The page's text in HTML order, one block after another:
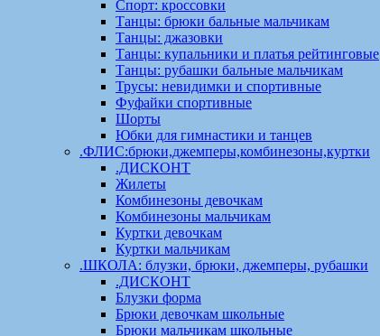
Спорт: кроссовки
Танцы: брюки бальные мальчикам
Танцы: джазовки
Танцы: купальники и платья рейтинговые
Танцы: рубашки бальные мальчикам
Трусы: невидимки и спортивные
Фуфайки спортивные
Шорты
Юбки для гимнастики и танцев
.ФЛИС:брюки,джемперы,комбинезоны,куртки
.ДИСКОНТ
Жилеты
Комбинезоны девочкам
Комбинезоны мальчикам
Куртки девочкам
Куртки мальчикам
.ШКОЛА: блузки, брюки, джемперы, рубашки
.ДИСКОНТ
Блузки форма
Брюки девочкам школьные
Брюки мальчикам школьные